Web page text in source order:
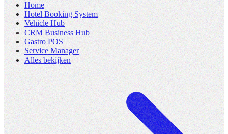
Home
Hotel Booking System
Vehicle Hub
CRM Business Hub
Gastro POS
Service Manager
Alles bekijken